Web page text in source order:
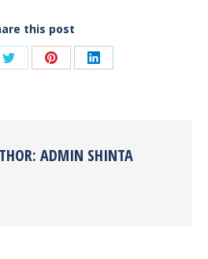
this post
Share Share Share
ADMIN SHINTA